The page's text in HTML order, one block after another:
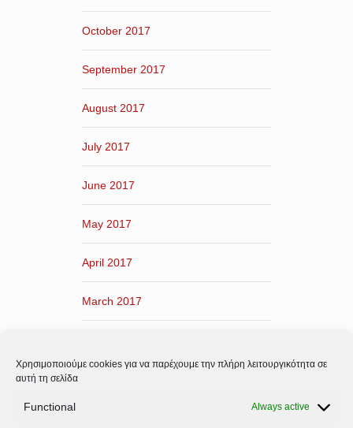
Χρησιμοποιούμε cookies για να παρέχουμε την πλήρη λειτουργικότητα σε
αυτή τη σελίδα
Functional Always active
October 2017
September 2017
August 2017
July 2017
June 2017
May 2017
April 2017
March 2017